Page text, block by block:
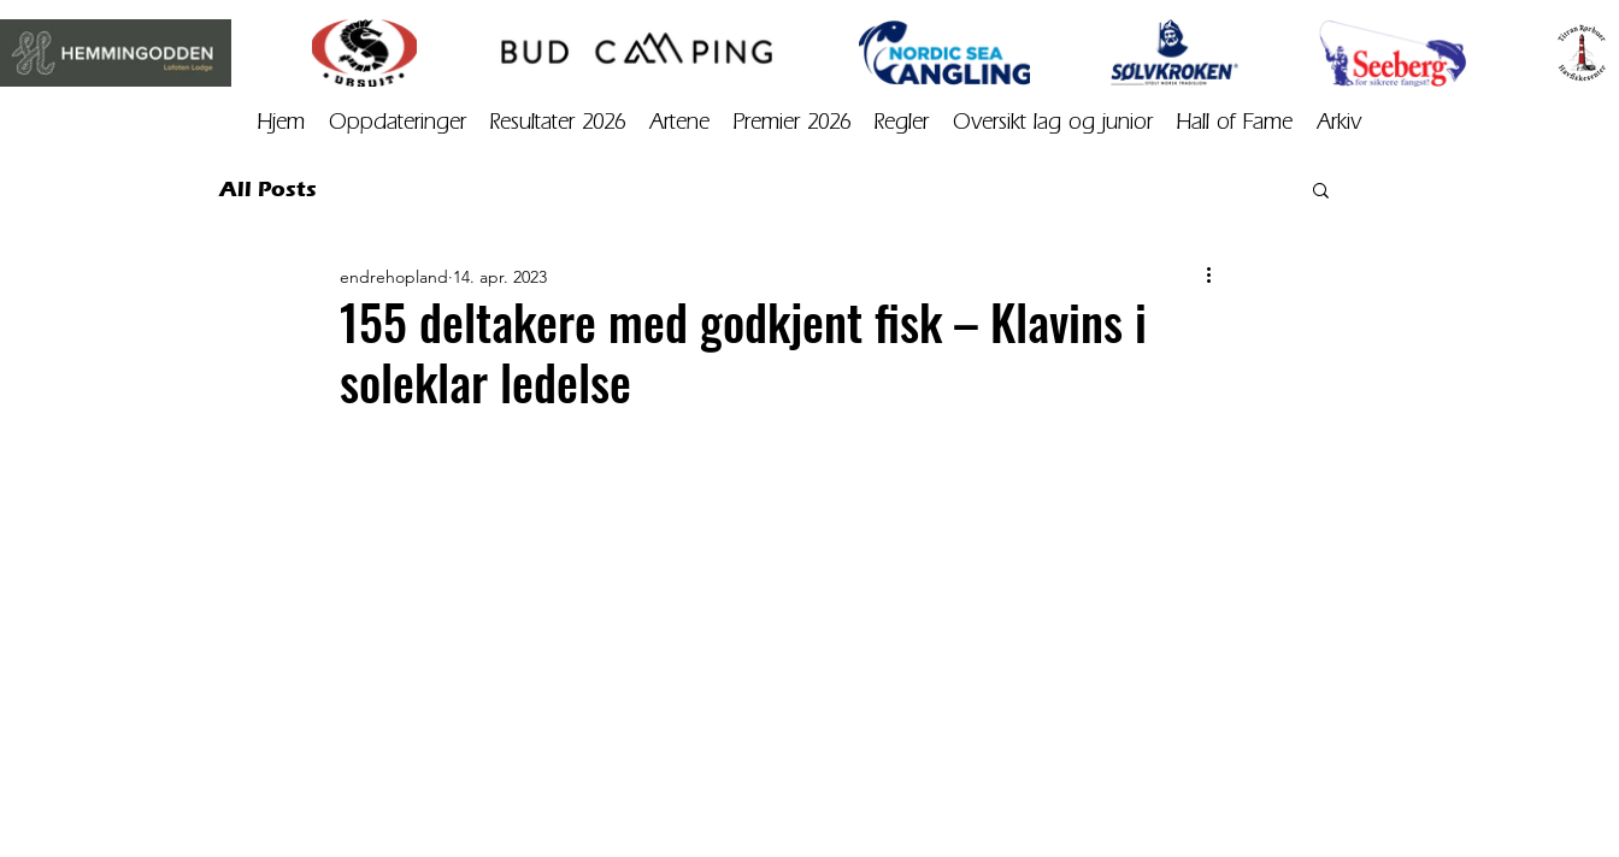
Hjem Oppdateringer Resultater 2026 Artene Premier 2026 Regler Oversikt lag og junior Hall of Fame Arkiv
All Posts
155 deltakere med godkjent fisk – Klavins i
soleklar ledelse
endrehopland 14. apr. 2023